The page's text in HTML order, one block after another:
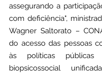
assegurando a
com deficiência",
Wagner Saltorato –
do acesso das pessoas
às políticas públicas
biopsicossocial